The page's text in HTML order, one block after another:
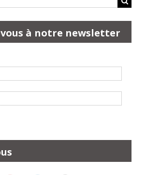
à notre newsletter